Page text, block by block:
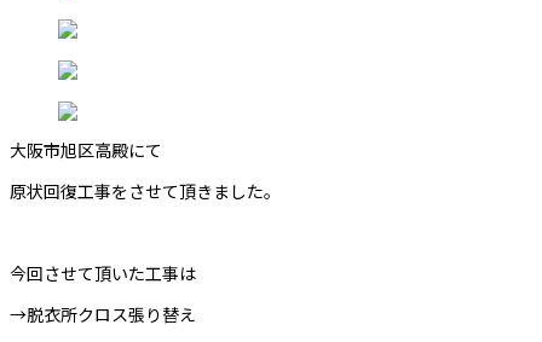
大阪市旭区高殿にて
原状回復工事をさせて頂きました。
今回させて頂いた工事は
→脱衣所クロス張り替え